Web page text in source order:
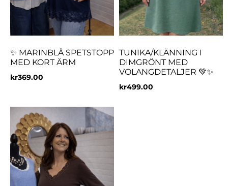
✨ MARINBLÅ SPETSTOPP
MED KORT ÄRM
kr369.00
TUNIKA/KLÄNNING I
DIMGRÖNT MED
VOLANGDETALJER 💚✨
kr499.00